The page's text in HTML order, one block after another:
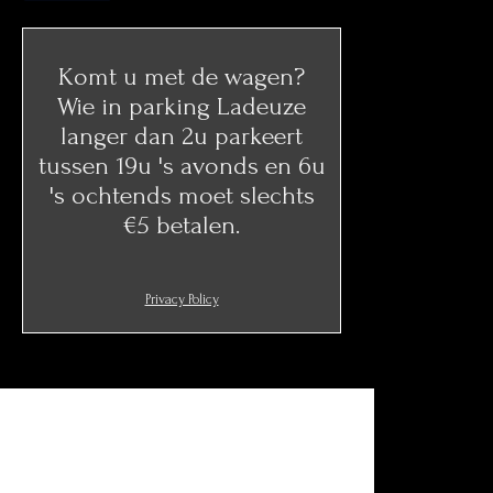
Komt u met de wagen?
Wie in parking Ladeuze
langer dan 2u parkeert
tussen 19u 's avonds en 6u
's ochtends moet slechts
€5 betalen.
Privacy Policy